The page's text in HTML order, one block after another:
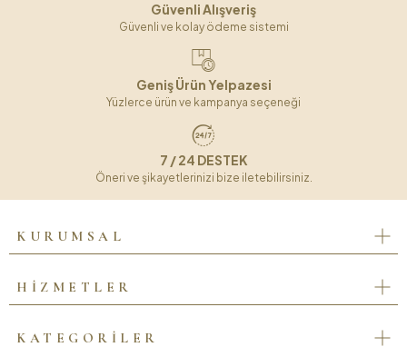
Güvenli Alışveriş
Güvenli ve kolay ödeme sistemi
Geniş Ürün Yelpazesi
Yüzlerce ürün ve kampanya seçeneği
7 / 24 DESTEK
Öneri ve şikayetlerinizi bize iletebilirsiniz.
KURUMSAL
HİZMETLER
KATEGORİLER